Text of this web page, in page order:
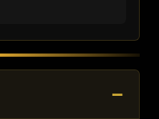
−